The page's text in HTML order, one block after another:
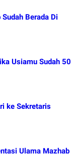
Berada Di
Usiamu Sudah 50
ke Sekretaris
Ulama Mazhab